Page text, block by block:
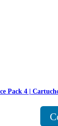
Pack 4 |